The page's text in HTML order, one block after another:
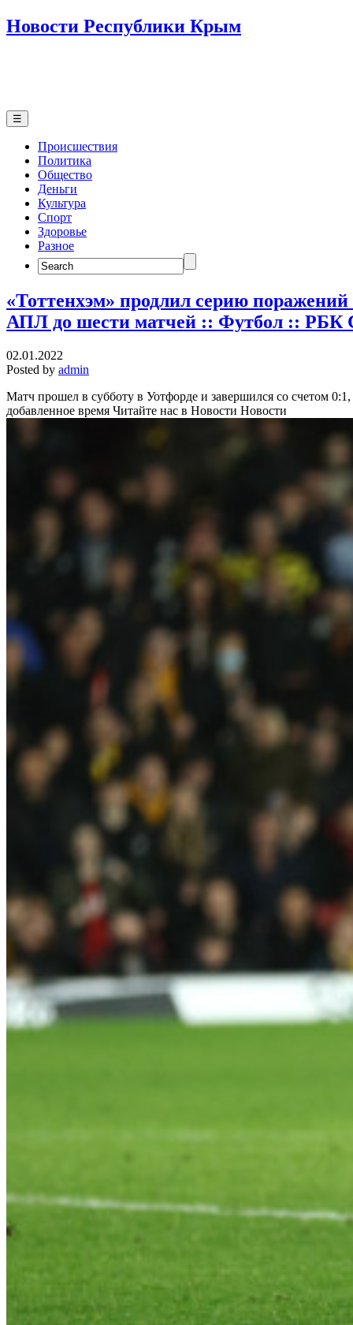
Новости Республики Крым
☰
Происшествия
Политика
Общество
Деньги
Культура
Спорт
Здоровье
Разное
Search
for:
«Тоттенхэм» продлил серию
АПЛ до шести матчей :: Футбол :: РБК
02.01.2022
Posted by admin
Матч прошел в субботу в Уотфорде и завершился со счетом 0:1,
добавленное время Читайте нас в Новости Новости